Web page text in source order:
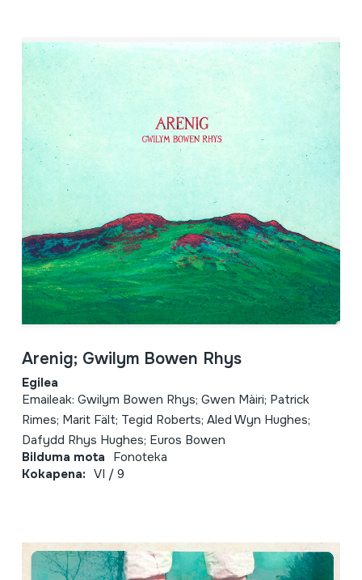
Arenig; Gwilym Bowen Rhys
Egilea
Emaileak: Gwilym Bowen Rhys; Gwen Màiri; Patrick
Rimes; Marit Fält; Tegid Roberts; Aled Wyn Hughes;
Dafydd Rhys Hughes; Euros Bowen
Bilduma mota Fonoteka
Kokapena: VI / 9